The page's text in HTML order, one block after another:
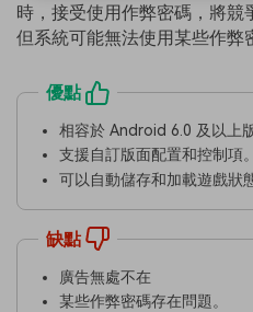
時，接受使用作弊密碼，將競
但系統可能無法使用某些作弊
優點
相容於 Android 6.0 及以上
支援自訂版面配置和控制項。
可以自動儲存和加載遊戲狀
缺點
廣告無處不在
某些作弊密碼存在問題。